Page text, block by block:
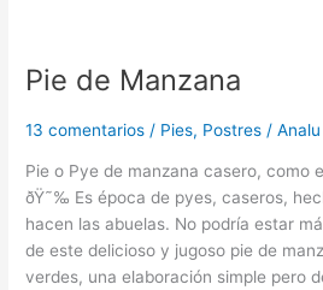
Pie de Manzana
13 comentarios / Pies, Postres /
Pie o Pye de manzana casero, como
ðŸ˜‰ Es época de pyes, caseros,
hacen las abuelas. No podría estar
de este delicioso y jugoso pie de
verdes, una elaboración simple pero
Manzana